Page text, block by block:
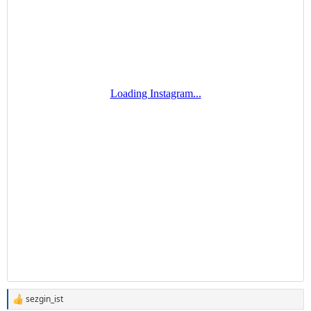
T
sezgin_ist